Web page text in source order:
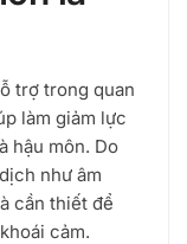
trợ trong quan
làm giảm lực
hậu môn. Do
như âm
cần thiết để
cảm.